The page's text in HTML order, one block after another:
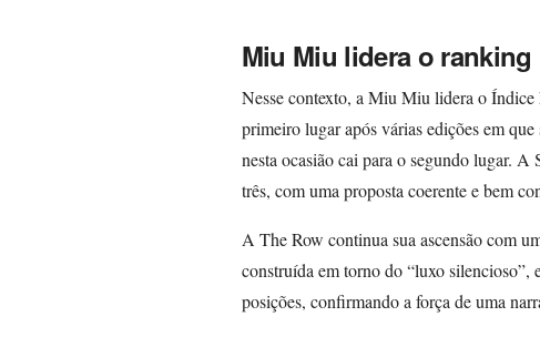
Miu Miu lidera o ranking
Nesse contexto, a Miu Miu lidera o
primeiro lugar após várias edições em
nesta ocasião cai para o segundo lugar.
três, com uma proposta coerente e bem
A The Row continua sua ascensão com
construída em torno do “luxo silencioso”,
posições, confirmando a força de uma